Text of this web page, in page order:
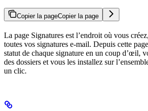
Copier la pageCopier la page
La page Signatures est l’endroit où vous
toutes vos signatures e-mail. Depuis cette
statut de chaque signature en un coup d’œil,
des dossiers et vous les installez sur
un clic.